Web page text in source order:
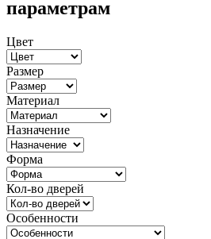
параметрам
Цвет
Размер
Материал
Назначение
Форма
Кол-во дверей
Особенности